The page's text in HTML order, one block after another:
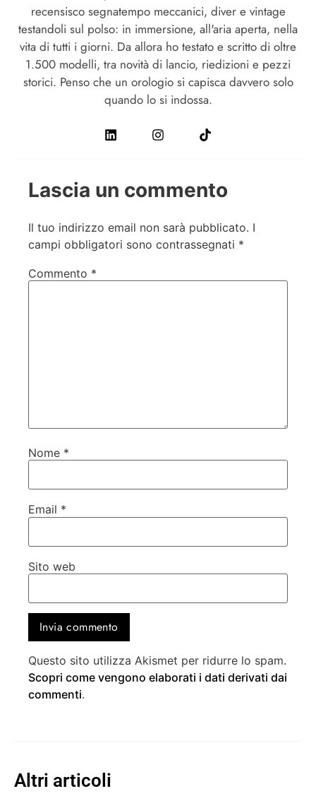
recensisco segnatempo meccanici, diver e vintage
testandoli sul polso: in immersione, all'aria aperta, nella
vita di tutti i giorni. Da allora ho testato e scritto di oltre
1.500 modelli, tra novità di lancio, riedizioni e pezzi
storici. Penso che un orologio si capisca davvero solo
quando lo si indossa.
Altri articoli
Lascia un commento
Il tuo indirizzo email non sarà pubblicato. I
campi obbligatori sono contrassegnati *
Commento *
Nome *
Email *
Sito web
Questo sito utilizza Akismet per ridurre lo spam.
Scopri come vengono elaborati i dati derivati dai
commenti.